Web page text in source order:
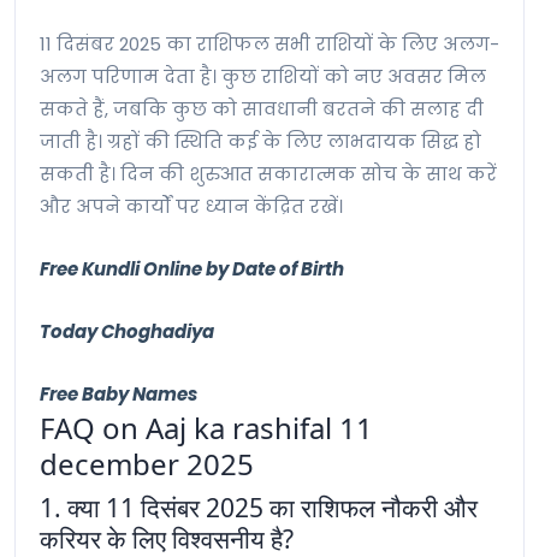
11 दिसंबर 2025 का राशिफल सभी राशियों के लिए अलग-
अलग परिणाम देता है। कुछ राशियों को नए अवसर मिल
सकते हैं, जबकि कुछ को सावधानी बरतने की सलाह दी
जाती है। ग्रहों की स्थिति कई के लिए लाभदायक सिद्ध हो
सकती है। दिन की शुरुआत सकारात्मक सोच के साथ करें
और अपने कार्यों पर ध्यान केंद्रित रखें।
Free Kundli Online by Date of Birth
Today Choghadiya
Free Baby Names
FAQ on Aaj ka rashifal 11
december 2025
1. क्या 11 दिसंबर 2025 का राशिफल नौकरी और
करियर के लिए विश्वसनीय है?